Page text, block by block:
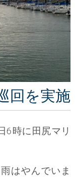
回を実施
6時に田尻マリ
はやんでいま